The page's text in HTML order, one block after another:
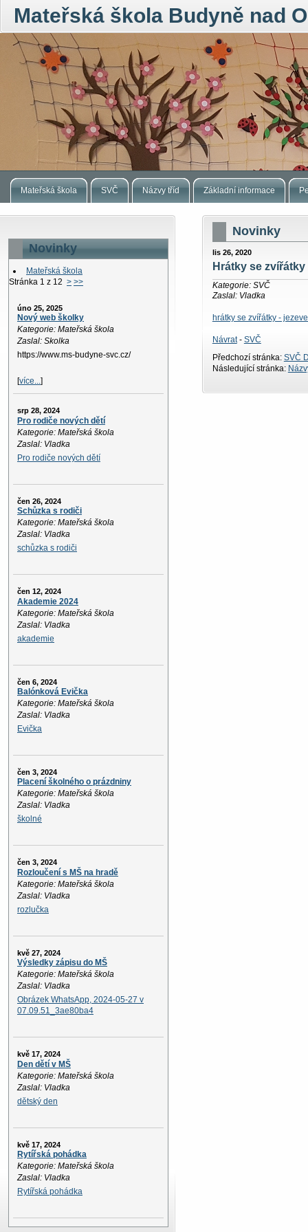
Mateřská škola Budyně nad
Mateřská škola SVČ Názvy tříd Základní informace
Novinky
Mateřská škola
Stránka 1 z 12 > >>
úno 25, 2025
Nový web školky
Kategorie: Mateřská škola
Zaslal: Skolka
https://www.ms-budyne-svc.cz/
[více...]
srp 28, 2024
Pro rodiče nových dětí
Kategorie: Mateřská škola
Zaslal: Vladka
Pro rodiče nových dětí
čen 26, 2024
Schůzka s rodiči
Kategorie: Mateřská škola
Zaslal: Vladka
schůzka s rodiči
čen 12, 2024
Akademie 2024
Kategorie: Mateřská škola
Zaslal: Vladka
akademie
čen 6, 2024
Balónková Evička
Kategorie: Mateřská škola
Zaslal: Vladka
Evička
čen 3, 2024
Placení školného o prázdniny
Kategorie: Mateřská škola
Zaslal: Vladka
školné
čen 3, 2024
Rozloučení s MŠ na hradě
Kategorie: Mateřská škola
Zaslal: Vladka
rozlučka
kvě 27, 2024
Výsledky zápisu do MŠ
Kategorie: Mateřská škola
Zaslal: Vladka
Obrázek WhatsApp, 2024-05-27 v
07.09.51_3ae80ba4
kvě 17, 2024
Den dětí v MŠ
Kategorie: Mateřská škola
Zaslal: Vladka
dětský den
kvě 17, 2024
Rytířská pohádka
Kategorie: Mateřská škola
Zaslal: Vladka
Rytířská pohádka
Novinky
lis 26, 2020
Hrátky se zvířátky
Kategorie: SVČ
Zaslal: Vladka
hrátky se zvířátky -
Návrat- SVČ
Předchozí stránka: SVČ
Následující stránka: